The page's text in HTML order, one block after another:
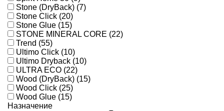
Stone (DryBack) (7)
Stone Click (20)
Stone Glue (15)
STONE MINERAL CORE (22)
Trend (55)
Ultimo Click (10)
Ultimo Dryback (10)
ULTRA ECO (22)
Wood (DryBack) (15)
Wood Click (25)
Wood Glue (15)
Назначение